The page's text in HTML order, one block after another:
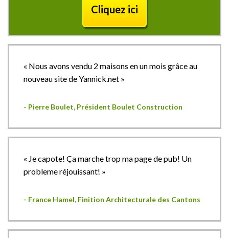
Cliquez ici
« Nous avons vendu 2 maisons en un mois grâce au
nouveau site de Yannick.net »
- Pierre Boulet, Président Boulet Construction
« Je capote! Ça marche trop ma page de pub! Un
probleme réjouissant! »
- France Hamel, Finition Architecturale des Cantons